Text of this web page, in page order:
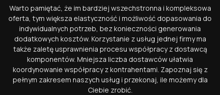
Warto pamiętać, że im bardziej wszechstronna i kompleksowa
oferta, tym większa elastyczność i możliwość dopasowania do
indywidualnych potrzeb, bez konieczności generowania
dodatkowych kosztów. Korzystanie z usług jednej firmy ma
także zaletę usprawnienia procesu współpracy z dostawcą
komponentów. Mniejsza liczba dostawców ułatwia
koordynowanie współpracy z kontrahentami. Zapoznaj się z
pełnym zakresem naszych usług i przekonaj, ile możemy dla
Ciebie zrobić.